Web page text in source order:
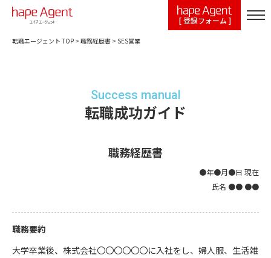
[ 登録フォーム ]
転職エージェント TOP > 職務経歴書 > SES営業
Success manual
転職成功ガイド
職務経歴書
●年●月●日 現在
氏名 ●● ●●
職務要約
大学卒業後、株式会社〇〇〇〇〇〇に入社をし、婦人服、生活雑